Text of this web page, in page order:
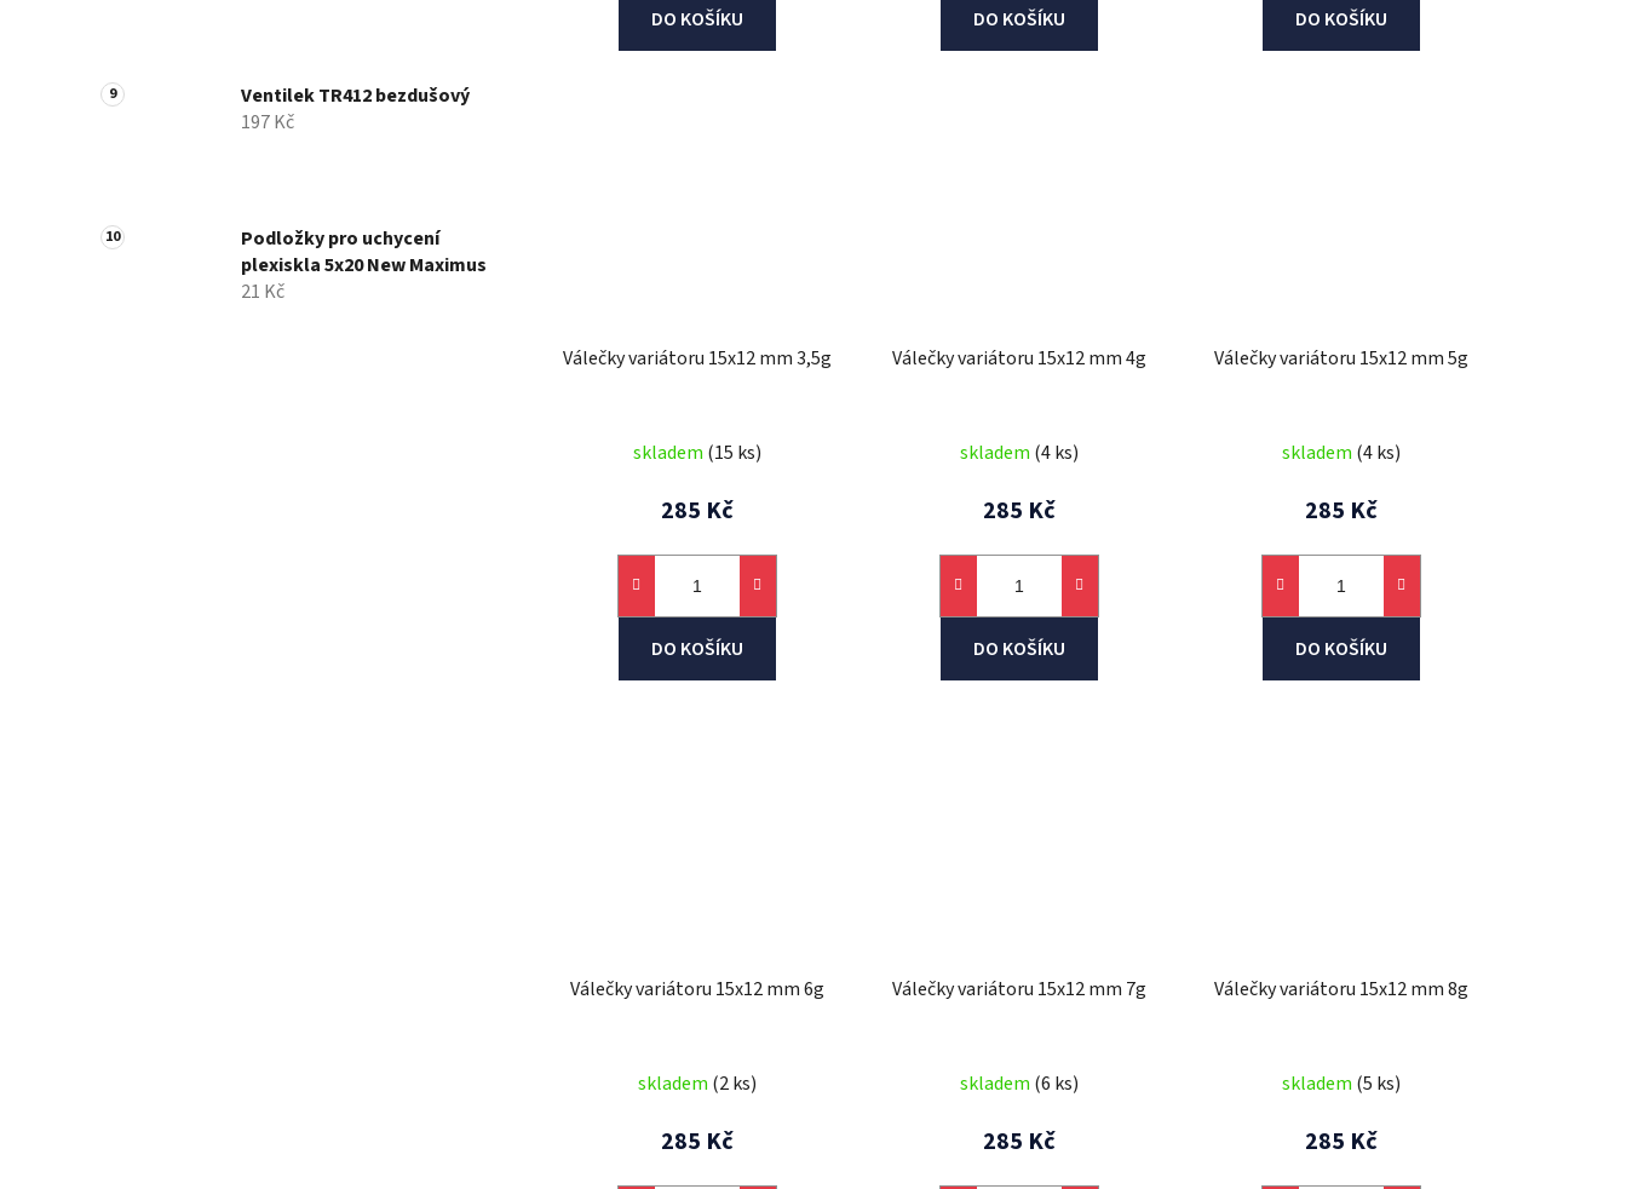
Ventilek TR412 bezdušový
197 Kč
Podložky pro uchycení
plexiskla 5x20 New Maximus
21 Kč
DO KOŠÍKU DO KOŠÍKU DO KOŠÍKU
Válečky variátoru 15x12 mm 3,5g
skladem (15 ks)
285 Kč
DO KOŠÍKU
Válečky variátoru 15x12 mm 4g
skladem (4 ks)
285 Kč
DO KOŠÍKU
Válečky variátoru 15x12 mm 5g
skladem (4 ks)
285 Kč
DO KOŠÍKU
Válečky variátoru 15x12 mm 6g
skladem (2 ks)
285 Kč
Válečky variátoru 15x12 mm 7g
skladem (6 ks)
285 Kč
Válečky variátoru 15x12 mm 8g
skladem (5 ks)
285 Kč